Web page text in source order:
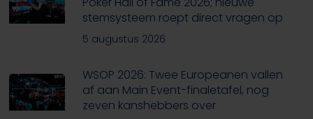
stemsysteem roept direct vragen op
5 augustus 2026
WSOP 2026: Twee Europeanen vallen
af aan Main Event-finaletafel, nog
zeven kanshebbers over